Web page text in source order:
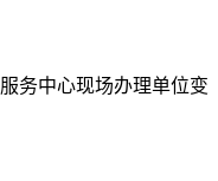
务中心现场办理单位变